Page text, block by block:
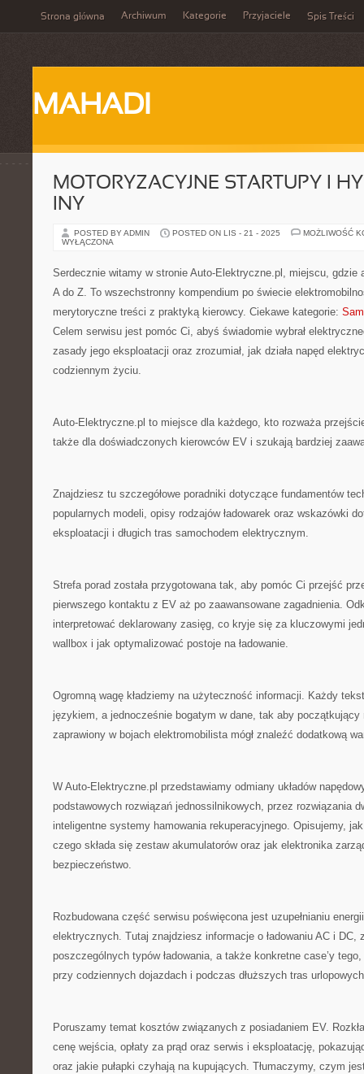
Strona główna Archiwum Kategorie Przyjaciele Spis Treści
MAHADI
MOTORYZACYJNE STARTUPY I
INY
POSTED BY ADMIN POSTED ON LIS - 21 - 2025
MOŻLIWOŚĆ
WYŁĄCZONA
Serdecznie witamy w stronie Auto-Elektryczne.pl, miejscu, gdzie
A do Z. To wszechstronny kompendium po świecie
merytoryczne treści z praktyką kierowcy. Ciekawe kategorie:
Celem serwisu jest pomóc Ci, abyś świadomie wybrał
zasady jego eksploatacji oraz zrozumiał, jak działa napęd
codziennym życiu.
Auto-Elektryczne.pl to miejsce dla każdego, kto rozważa
także dla doświadczonych kierowców EV i szukają bardziej
Znajdziesz tu szczegółowe poradniki dotyczące fundamentów
popularnych modeli, opisy rodzajów ładowarek oraz wskazówki
eksploatacji i długich tras samochodem elektrycznym.
Strefa porad została przygotowana tak, aby pomóc Ci przejść
pierwszego kontaktu z EV aż po zaawansowane zagadnienia.
interpretować deklarowany zasięg, co kryje się za kluczowymi
wallbox i jak optymalizować postoje na ładowanie.
Ogromną wagę kładziemy na użyteczność informacji. Każdy
językiem, a jednocześnie bogatym w dane, tak aby początkujący
zaprawiony w bojach elektromobilista mógł znaleźć dodatkową
W Auto-Elektryczne.pl przedstawiamy odmiany układów
podstawowych rozwiązań jednossilnikowych, przez rozwiązania
inteligentne systemy hamowania rekuperacyjnego. Opisujemy,
czego składa się zestaw akumulatorów oraz jak elektronika
bezpieczeństwo.
Rozbudowana część serwisu poświęcona jest uzupełnianiu
elektrycznych. Tutaj znajdziesz informacje o ładowaniu AC i DC,
poszczególnych typów ładowania, a także konkretne case’y
przy codziennych dojazdach i podczas dłuższych tras
Poruszamy temat kosztów związanych z posiadaniem EV.
cenę wejścia, opłaty za prąd oraz serwis i eksploatację,
oraz jakie pułapki czyhają na kupujących. Tłumaczymy, czym